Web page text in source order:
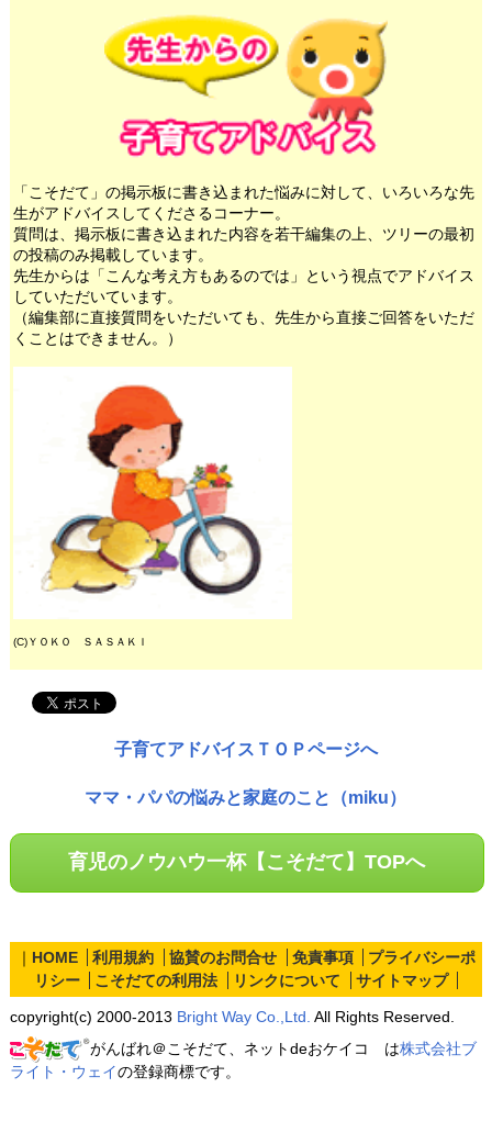
「こそだて」の掲示板に書き込まれた悩みに対して、いろいろな先
生がアドバイスしてくださるコーナー。
質問は、掲示板に書き込まれた内容を若干編集の上、ツリーの最初
の投稿のみ掲載しています。
先生からは「こんな考え方もあるのでは」という視点でアドバイス
していただいています。
（編集部に直接質問をいただいても、先生から直接ご回答をいただ
くことはできません。）
(C)ＹＯＫＯ ＳＡＳＡＫＩ
子育てアドバイスＴＯＰページへ
ママ・パパの悩みと家庭のこと（miku）
育児のノウハウ一杯【こそだて】TOPへ
｜ HOME 利用規約 協賛のお問合せ 免責事項
プライバシーポ
リシー
こそだての利用法 リンクについて サイトマップ
copyright(c) 2000-2013 Bright Way Co.,Ltd. All Rights Reserved.
がんばれ＠こそだて、ネットdeおケイコ は株式会社ブ
ライト・ウェイの登録商標です。